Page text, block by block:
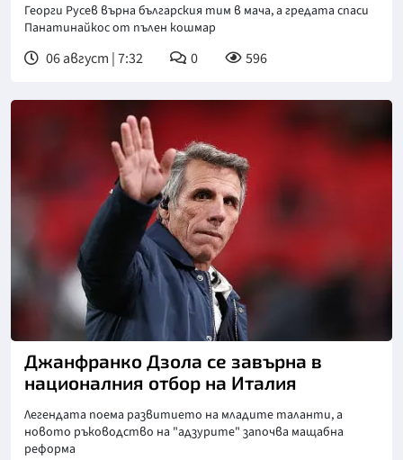
Георги Русев върна българския тим в мача, а гредата спаси
Панатинайкос от пълен кошмар
06 август | 7:32 0 596
Снимка: goggle
Джанфранко Дзола се завърна в
националния отбор на Италия
Легендата поема развитието на младите таланти, а
новото ръководство на "адзурите" започва мащабна
реформа